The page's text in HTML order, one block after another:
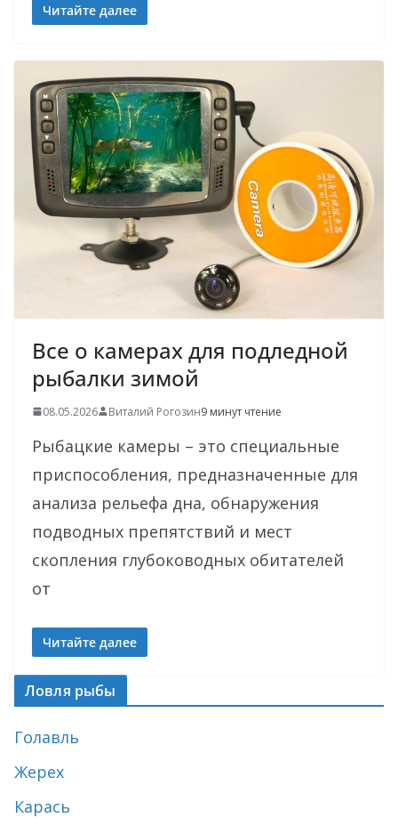
Читайте далее
Все о камерах для подледной
рыбалки зимой
08.05.2026 Виталий Рогозин9 минут чтение
Рыбацкие камеры – это специальные
приспособления, предназначенные для
анализа рельефа дна, обнаружения
подводных препятствий и мест
скопления глубоководных обитателей
от
Читайте далее
Ловля рыбы
Голавль
Жерех
Карась